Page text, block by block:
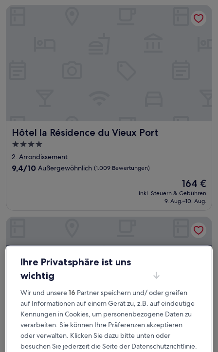
Hôtel la Résidence du Vieux Port
Hôtel la Résidence du Vieux Port
4.0-
Sterne-
Unterkunft
2. Arrondissement
9.4
9,4/10 Außergewöhnlich (1.009 Bewertungen)
Der
Preis
beträgt
164 €
inkl. Steuern & Gebühren
9. Aug.–10. Aug.
Hôtel la Résidence du Vieux Port
Residhotel Vieux Port
Residhotel Vieux Port
Ihre Privatsphäre ist uns
wichtig
Wir und unsere16 Partner speichern und/ oder greifen
auf Informationen auf einem Gerät zu, z.B. auf eindeutige
Kennungen in Cookies, um personenbezogene Daten zu
verarbeiten. Sie können Ihre Präferenzen akzeptieren
oder verwalten. Klicken Sie dazu bitte unten oder
besuchen Sie jederzeit die Seite der Datenschutzrichtlinie.